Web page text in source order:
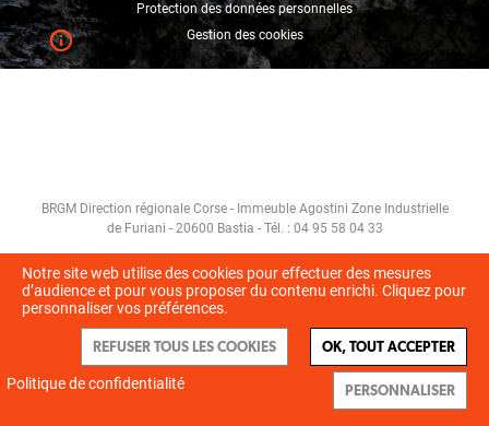
Protection des données personnelles
Gestion des cookies
BRGM Direction régionale Corse - Immeuble Agostini Zone Industrielle
de Furiani - 20600 Bastia - Tél. : 04 95 58 04 33
Notre site web utilise des cookies pour effectuer des mesures
d’audience et pour vous proposer du contenu enrichi. Cliquez pour
personnaliser vos préférences.
OK, TOUT ACCEPTER
REFUSER TOUS LES COOKIES
PERSONNALISER
Politique de confidentialité